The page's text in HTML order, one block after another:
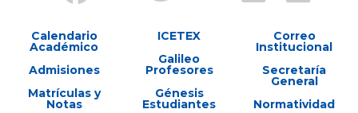
Calendario
Académico
Admisiones
Matrículas y
Notas
ICETEX
Galileo
Profesores
Génesis
Estudiantes
Correo
Institucional
Secretaría
General
Normatividad